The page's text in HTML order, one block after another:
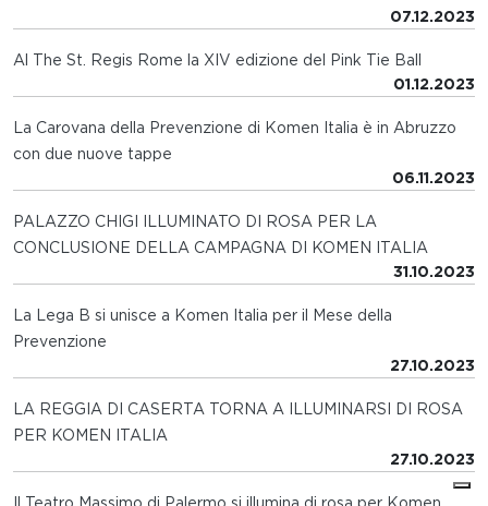
07.12.2023
Al The St. Regis Rome la XIV edizione del Pink Tie Ball
01.12.2023
La Carovana della Prevenzione di Komen Italia è in Abruzzo
con due nuove tappe
06.11.2023
PALAZZO CHIGI ILLUMINATO DI ROSA PER LA
CONCLUSIONE DELLA CAMPAGNA DI KOMEN ITALIA
31.10.2023
La Lega B si unisce a Komen Italia per il Mese della
Prevenzione
27.10.2023
LA REGGIA DI CASERTA TORNA A ILLUMINARSI DI ROSA
PER KOMEN ITALIA
27.10.2023